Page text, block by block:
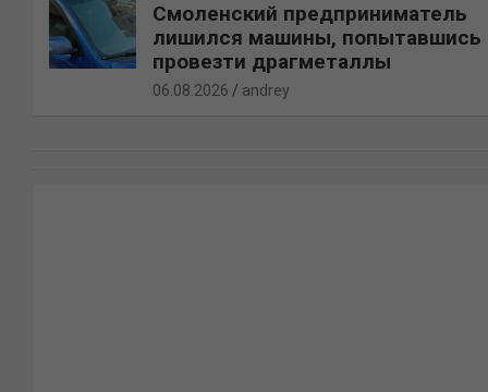
Смоленский предприниматель
лишился машины, попытавшись
провезти драгметаллы
06.08.2026 andrey